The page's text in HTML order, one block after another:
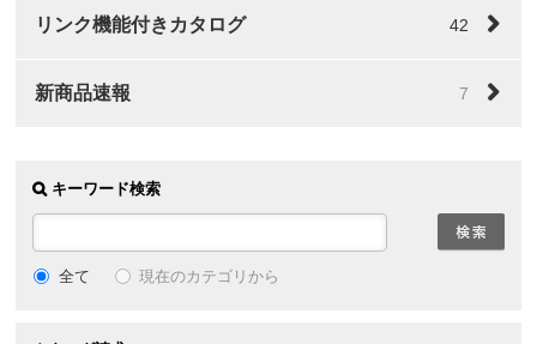
リンク機能付きカタログ 42
新商品速報 7
キーワード検索
全て 現在のカテゴリから